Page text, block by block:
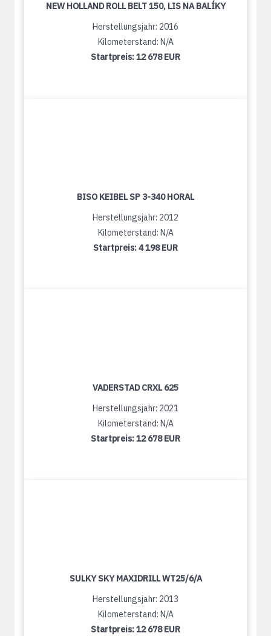
NEW HOLLAND ROLL BELT 150, LIS NA BALÍKY
Herstellungsjahr: 2016
Kilometerstand: N/A
Startpreis:12 678 EUR
BISO KEIBEL SP 3-340 HORAL
Herstellungsjahr: 2012
Kilometerstand: N/A
Startpreis:4 198 EUR
VADERSTAD CRXL 625
Herstellungsjahr: 2021
Kilometerstand: N/A
Startpreis:12 678 EUR
SULKY SKY MAXIDRILL WT25/6/A
Herstellungsjahr: 2013
Kilometerstand: N/A
Startpreis:12 678 EUR